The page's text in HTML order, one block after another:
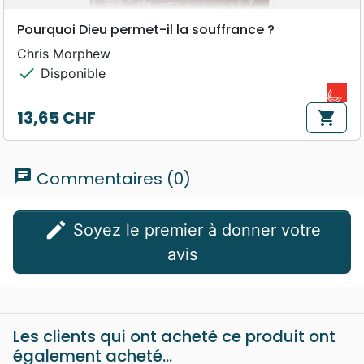
Pourquoi Dieu permet-il la souffrance ?
Chris Morphew
check Disponible
Prix
13,65 CHF shopping_cart
chat Commentaires (0)
edit
avis
Les clients qui ont acheté ce produit ont
également acheté...